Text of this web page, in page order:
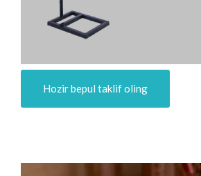
Hozir bepul taklif oling